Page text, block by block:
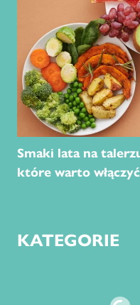
Smaki lata na
które warto
KATEGORIE